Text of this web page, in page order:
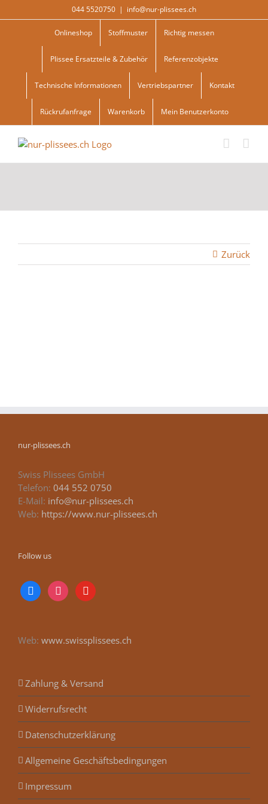
to
044 5520750 | info@nur-plissees.ch
Onlineshop Stoffmuster Richtig messen
Plissee Ersatzteile & Zubehör Referenzobjekte
Technische Informationen Vertriebspartner Kontakt
Rückrufanfrage Warenkorb Mein Benutzerkonto
Zurück
nur-plissees.ch
Swiss Plissees GmbH
Telefon: 044 552 0750
E-Mail: info@nur-plissees.ch
Web: https://www.nur-plissees.ch
Follow us
facebookinstagramyoutube
Web: www.swissplissees.ch
Zahlung & Versand
Widerrufsrecht
Datenschutzerklärung
Allgemeine Geschäftsbedingungen
Impressum